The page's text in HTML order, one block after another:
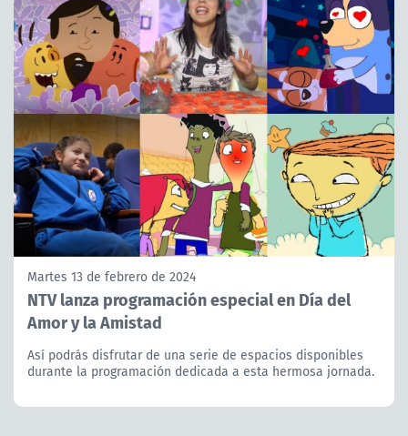
Martes 13 de febrero de 2024
NTV lanza programación especial en Día del
Amor y la Amistad
Así podrás disfrutar de una serie de espacios disponibles
durante la programación dedicada a esta hermosa jornada.